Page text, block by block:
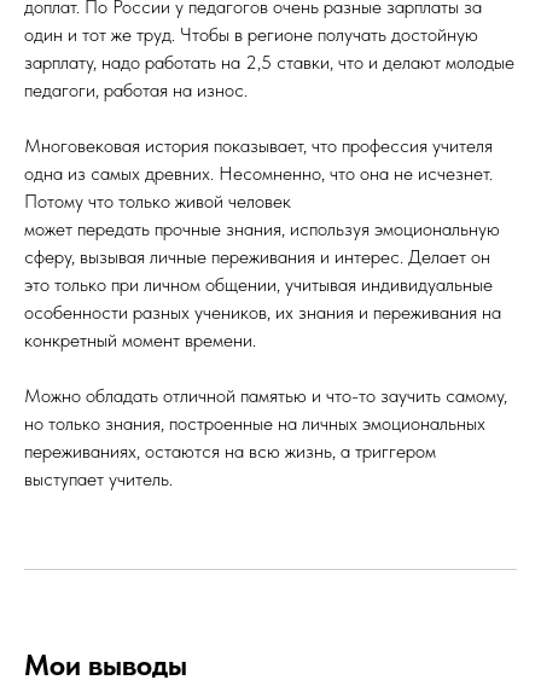
доплат. По России у педагогов очень разные зарплаты за
один и тот же труд. Чтобы в регионе получать достойную
зарплату, надо работать на 2,5 ставки, что и делают молодые
педагоги, работая на износ.
Многовековая история показывает, что профессия учителя
одна из самых древних. Несомненно, что она не исчезнет.
Потому что только живой человек
может передать прочные знания, используя эмоциональную
сферу, вызывая личные переживания и интерес. Делает он
это только при личном общении, учитывая индивидуальные
особенности разных учеников, их знания и переживания на
конкретный момент времени.
Можно обладать отличной памятью и что-то заучить самому,
но только знания, построенные на личных эмоциональных
переживаниях, остаются на всю жизнь, а триггером
выступает учитель.
Мои выводы